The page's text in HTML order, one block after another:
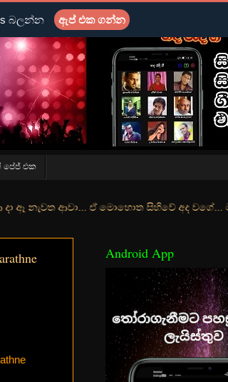
පේජ් එක
ඒ මොහොත සිහිවේ අද වගේ... මා හා
Android App
බලන්න ඇප් එක ගන්න